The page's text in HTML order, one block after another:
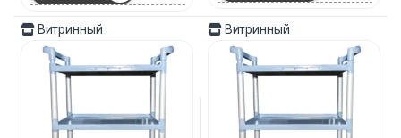
Витринный Витринный